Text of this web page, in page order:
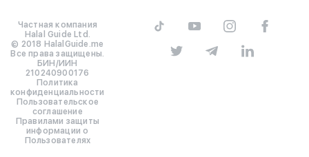
Частная компания
Halal Guide Ltd.
© 2018 HalalGuide.me
Все права защищены.
БИН/ИИН
210240900176
Политика
конфиденциальности
Пользовательское
соглашение
Правилами защиты
информации о
Пользователях